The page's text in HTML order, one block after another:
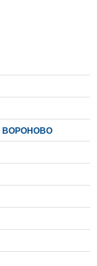
ВОРОНОВО